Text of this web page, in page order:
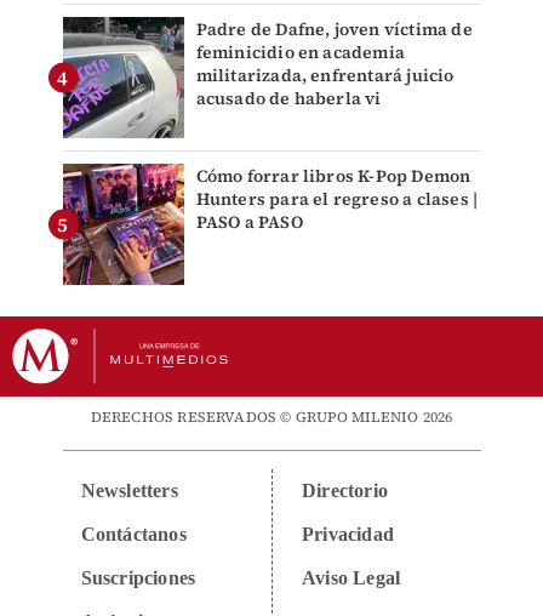
Padre de Dafne, joven víctima de
feminicidio en academia
militarizada, enfrentará juicio
acusado de haberla vi
Cómo forrar libros K-Pop Demon
Hunters para el regreso a clases |
PASO a PASO
DERECHOS RESERVADOS © GRUPO MILENIO 2026
Newsletters
Contáctanos
Suscripciones
Directorio
Privacidad
Aviso Legal